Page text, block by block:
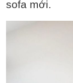
sofa mới.